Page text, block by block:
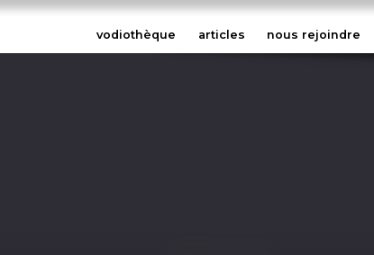
vodiothèque articles nous rejoindre